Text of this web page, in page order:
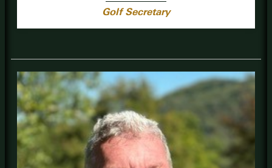
Golf Secretary